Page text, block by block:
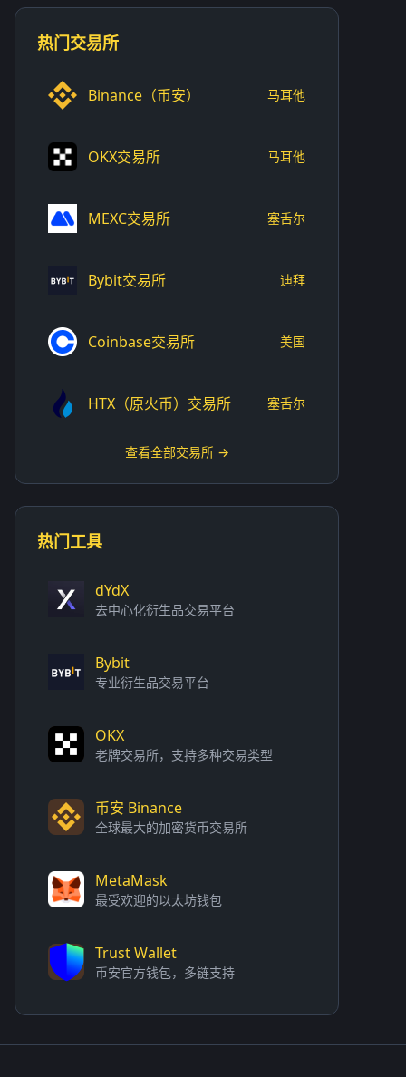
热门交易所
Binance（币安） 马耳他
OKX交易所 马耳他
MEXC交易所 塞舌尔
Bybit交易所 迪拜
Coinbase交易所 美国
HTX（原火币）交易所 塞舌尔
查看全部交易所 →
热门工具
dYdX
去中心化衍生品交易平台
Bybit
专业衍生品交易平台
OKX
老牌交易所，支持多种交易类型
币安 Binance
全球最大的加密货币交易所
MetaMask
最受欢迎的以太坊钱包
Trust Wallet
币安官方钱包，多链支持